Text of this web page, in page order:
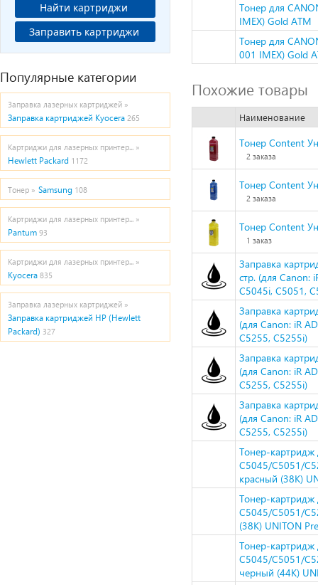
Найти картриджи
Заправить картриджи
Популярные категории
Заправка лазерных картриджей »
Заправка картриджей Kyocera 265
Картриджи для лазерных принтер... »
Hewlett Packard 1172
Тонер » Samsung 108
Картриджи для лазерных принтер... »
Pantum 93
Картриджи для лазерных принтер... »
Kyocera 835
Заправка лазерных картриджей »
Заправка картриджей HP (Hewlett
Packard) 327
Тонер для
IMEX) Gold ATM
Тонер для
001 IMEX) Gold
Похожие товары
Наименование
Тонер Content
2 заказа
Тонер Content
2 заказа
Тонер Content
1 заказ
Заправка
стр. (для Canon:
C5045i, C5051,
Заправка
(для Canon: iR
C5255, C5255i)
Заправка
(для Canon: iR
C5255, C5255i)
Заправка
(для Canon: iR
C5255, C5255i)
Тонер-картридж
C5045/C5051/
красный (38K)
Тонер-картридж
C5045/C5051/
(38K) UNITON
Тонер-картридж
C5045/C5051/
черный (44K)